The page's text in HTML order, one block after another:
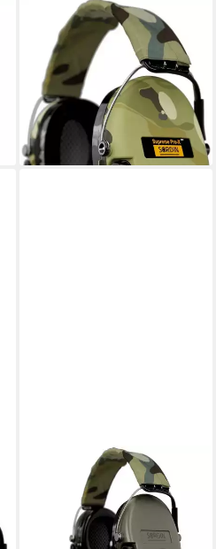
SORDIN
Kapselgehörschutz Sordin
Supreme Pro-X LED
Gehörschutz - aktiver Jagd-
Gehörschützer
309,00 €
lieferbar - in 7-9 Werktagen bei dir
Kapselgehörschutz Sordin
Supreme MIL CC
Gehörschutz - aktiver Militär-